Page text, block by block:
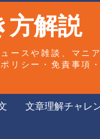
解説
ースや雑談、マニ
シー・免責事項
文章理解チャレ